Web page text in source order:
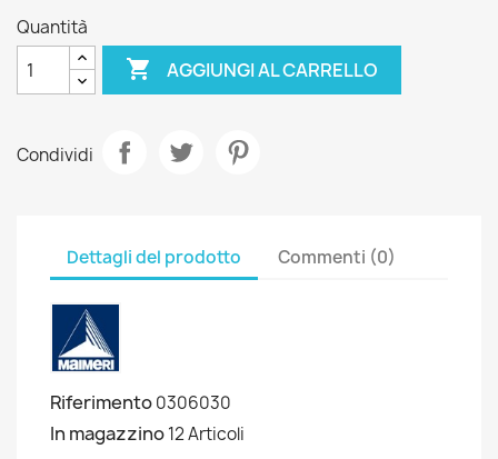
Quantità
 AGGIUNGI AL CARRELLO
Condividi
Dettagli del prodotto Commenti (0)
Riferimento0306030
In magazzino12 Articoli